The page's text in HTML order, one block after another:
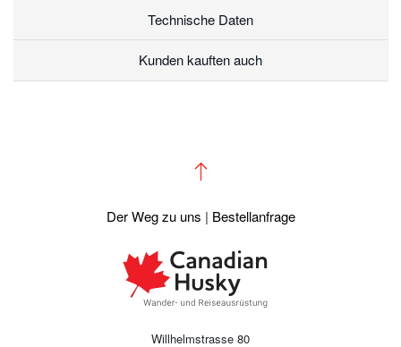
Technische Daten
Kunden kauften auch
Der Weg zu uns | Bestellanfrage
Willhelmstrasse 80